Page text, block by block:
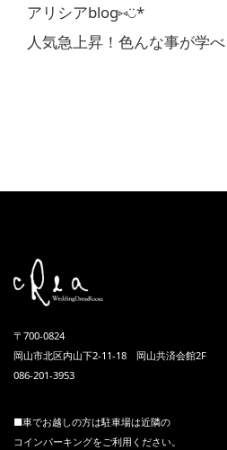
アリシアblog⑅◡̈*
人気急上昇！色んな事が学
〒700-0824
岡山市北区内山下2-11-18 岡山共済会館2F
086-201-3953
■車でお越しの方は駐車場は近隣の
コインパーキングをご利用ください。